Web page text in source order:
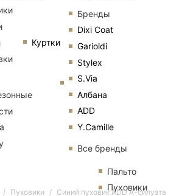
Куртки
Бренды
Dixi Coat
Garioldi
Stylex
S.Via
Албана
ADD
Y.Camille
Все бренды
Пальто
Пуховики
Пуховики Синий пуховик ADD А-силуэта